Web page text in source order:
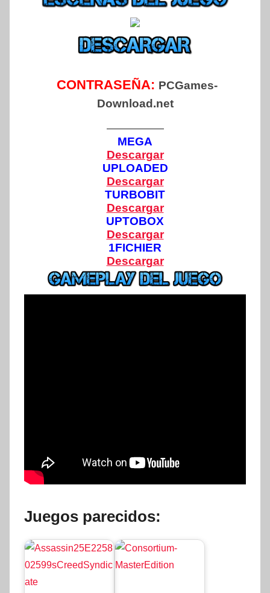
CONTRASEÑA: PCGames-
Download.net
—————
MEGA
Descargar
UPLOADED
Descargar
TURBOBIT
Descargar
UPTOBOX
Descargar
1FICHIER
Descargar
Juegos parecidos: